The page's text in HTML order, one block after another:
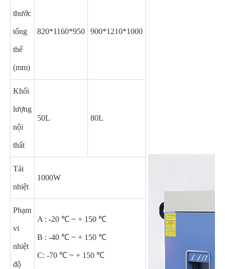
thước
tổng
thể
(mm)
820*1160*950 900*1210*1000
Khối
lượng
nội
thất
50L 80L
Tải
nhiệt
1000W
Phạm
vi
nhiệt
độ
A : -20 ℃ ~ + 150 ℃
B : -40 ℃ ~ + 150 ℃
C: -70 ℃ ~ + 150 ℃